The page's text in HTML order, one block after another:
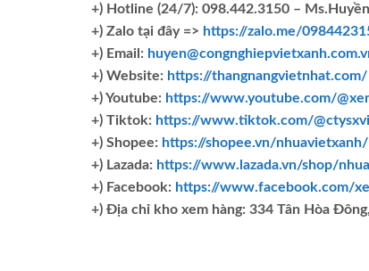
+) Hotline (24/7): 098.442.3150 –
+) Zalo tại đây => https://zalo.me/
+) Email:
+) Website: https://thangnangvietnhat.com/
+) Youtube: https://www.youtube.com/
+) Tiktok: https://www.tiktok.com/
+) Shopee: https://shopee.vn/nhuavietxanh/
+) Lazada: https://www.lazada.vn/shop/
+) Facebook: https://www.facebook.com/
+) Địa chỉ kho xem hàng: 334 Tân Hòa